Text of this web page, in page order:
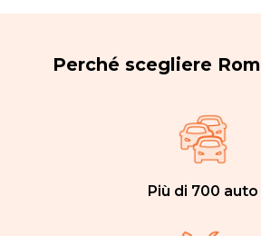
Perché scegliere
Più di 700 auto